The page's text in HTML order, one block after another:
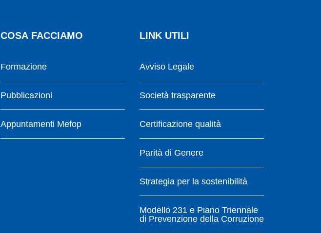
COSA FACCIAMO
Formazione
Pubblicazioni
Appuntamenti Mefop
LINK UTILI
Avviso Legale
Società trasparente
Certificazione qualità
Parità di Genere
Strategia per la sostenibilità
Modello 231 e Piano Triennale
di Prevenzione della Corruzione